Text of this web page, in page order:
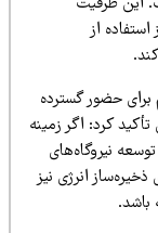
از
گسترده
اگر زمینه
انرژی نیز